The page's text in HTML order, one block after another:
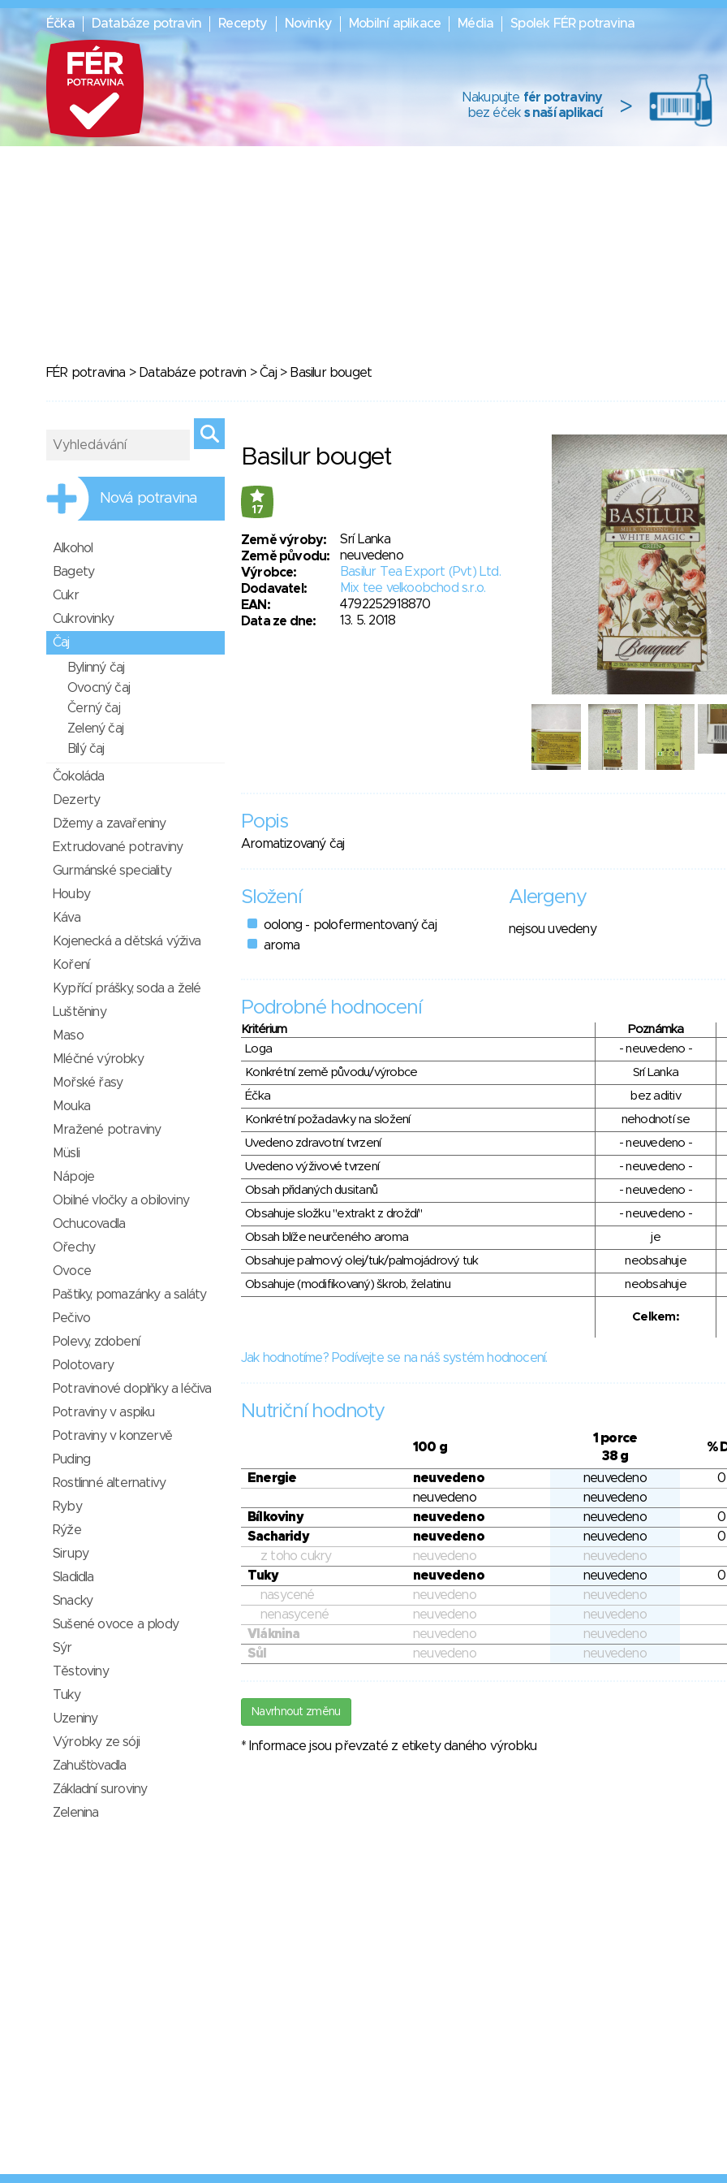
Éčka Databáze potravin Recepty Novinky Mobilní aplikace Média Spolek FÉR potravina
Nakupujte fér potraviny
bez éček s naší aplikací >
FÉR potravina > Databáze potravin >Čaj> Basilur bouget
Basilur bouget
17
Země výroby:
Srí Lanka
Země původu:
neuvedeno
Výrobce:
Basilur Tea Export (Pvt) Ltd.
Dodavatel:
Mix tee velkoobchod s.r.o.
EAN:
4792252918870
Data ze dne:
13. 5. 2018
Popis
Aromatizovaný čaj
Složení
oolong - polofermentovaný čaj
aroma
Alergeny
nejsou uvedeny
Podrobné hodnocení
Kritérium Poznámka
Loga
- neuvedeno -
Konkrétní země původu/výrobce
Srí Lanka
Éčka
bez aditiv
Konkrétní požadavky na složení
nehodnotí se
Uvedeno zdravotní tvrzení
- neuvedeno -
Uvedeno výživové tvrzení
- neuvedeno -
Obsah přidaných dusitanů
- neuvedeno -
Obsahuje složku "extrakt z droždí"
- neuvedeno -
Obsah blíže neurčeného aroma
je
Obsahuje palmový olej/tuk/palmojádrový tuk
neobsahuje
Obsahuje (modifikovaný) škrob, želatinu
neobsahuje
Celkem:
Jak hodnotíme? Podívejte se na náš systém hodnocení.
Nutriční hodnoty
100 g
1 porce
38 g
%
Energie neuvedeno neuvedeno
0
neuvedeno
neuvedeno
Bílkoviny
neuvedeno neuvedeno
0
Sacharidy
neuvedeno neuvedeno
0
z toho cukry
neuvedeno
neuvedeno
Tuky
neuvedeno neuvedeno
0
nasycené
neuvedeno
neuvedeno
nenasycené
neuvedeno
neuvedeno
Vláknina
neuvedeno
neuvedeno
Sůl
neuvedeno neuvedeno
Navrhnout změnu
* Informace jsou převzaté z etikety daného výrobku
Nová potravina
Alkohol
Bagety
Cukr
Cukrovinky
Čaj
Bylinný čaj
Ovocný čaj
Černý čaj
Zelený čaj
Bílý čaj
Čokoláda
Dezerty
Džemy a zavařeniny
Extrudované potraviny
Gurmánské speciality
Houby
Káva
Kojenecká a dětská výživa
Koření
Kypřící prášky, soda a želé
Luštěniny
Maso
Mléčné výrobky
Mořské řasy
Mouka
Mražené potraviny
Müsli
Nápoje
Obilné vločky a obiloviny
Ochucovadla
Ořechy
Ovoce
Paštiky, pomazánky a saláty
Pečivo
Polevy, zdobení
Polotovary
Potravinové doplňky a léčiva
Potraviny v aspiku
Potraviny v konzervě
Puding
Rostlinné alternativy
Ryby
Rýže
Sirupy
Sladidla
Snacky
Sušené ovoce a plody
Sýr
Těstoviny
Tuky
Uzeniny
Výrobky ze sóji
Zahušťovadla
Základní suroviny
Zelenina